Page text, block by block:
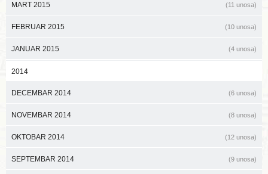
MART 2015 (11 unosa)
FEBRUAR 2015 (10 unosa)
JANUAR 2015 (4 unosa)
2014
DECEMBAR 2014 (6 unosa)
NOVEMBAR 2014 (8 unosa)
OKTOBAR 2014 (12 unosa)
SEPTEMBAR 2014 (9 unosa)